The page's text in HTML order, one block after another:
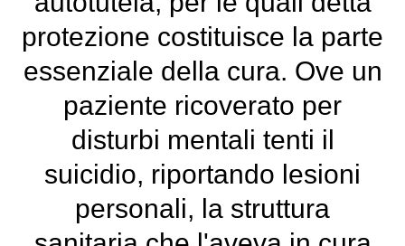
protezione costituisce la parte
essenziale della cura. Ove un
paziente ricoverato per
disturbi mentali tenti il
suicidio, riportando lesioni
personali, la struttura